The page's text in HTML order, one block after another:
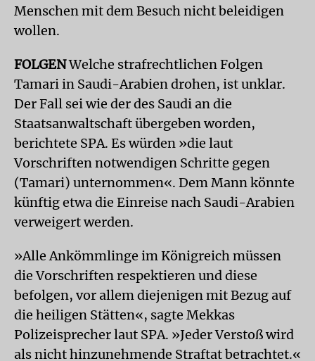
Menschen mit dem Besuch nicht beleidigen
wollen.
FOLGENWelche strafrechtlichen Folgen
Tamari in Saudi-Arabien drohen, ist unklar.
Der Fall sei wie der des Saudi an die
Staatsanwaltschaft übergeben worden,
berichtete SPA. Es würden »die laut
Vorschriften notwendigen Schritte gegen
(Tamari) unternommen«. Dem Mann könnte
künftig etwa die Einreise nach Saudi-Arabien
verweigert werden.
»Alle Ankömmlinge im Königreich müssen
die Vorschriften respektieren und diese
befolgen, vor allem diejenigen mit Bezug auf
die heiligen Stätten«, sagte Mekkas
Polizeisprecher laut SPA. »Jeder Verstoß wird
als nicht hinzunehmende Straftat betrachtet.«